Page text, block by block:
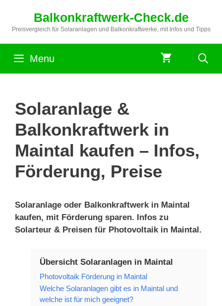
springen
Balkonkraftwerk-Check.de
Preisvergleich für Solaranlagen und Balkonkraftwerke, mit Infos und Tipps
Menu
Solaranlage &
Balkonkraftwerk in
Maintal kaufen – Infos,
Förderung, Preise
Solaranlage oder Balkonkraftwerk in Maintal
kaufen, mit Förderung sparen. Infos zu
Solarteur & Preisen für Photovoltaik in Maintal.
Übersicht Solaranlagen in Maintal
Photovoltaik Förderung in Maintal
Welche Solaranlagen gibt es in Maintal und
welche ist für mich geeignet?